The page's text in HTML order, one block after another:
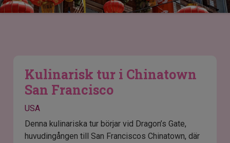
Kulinarisk tur i Chinatown
San Francisco
USA
Denna kulinariska tur börjar vid Dragon’s Gate,
huvudingången till San Franciscos Chinatown, där